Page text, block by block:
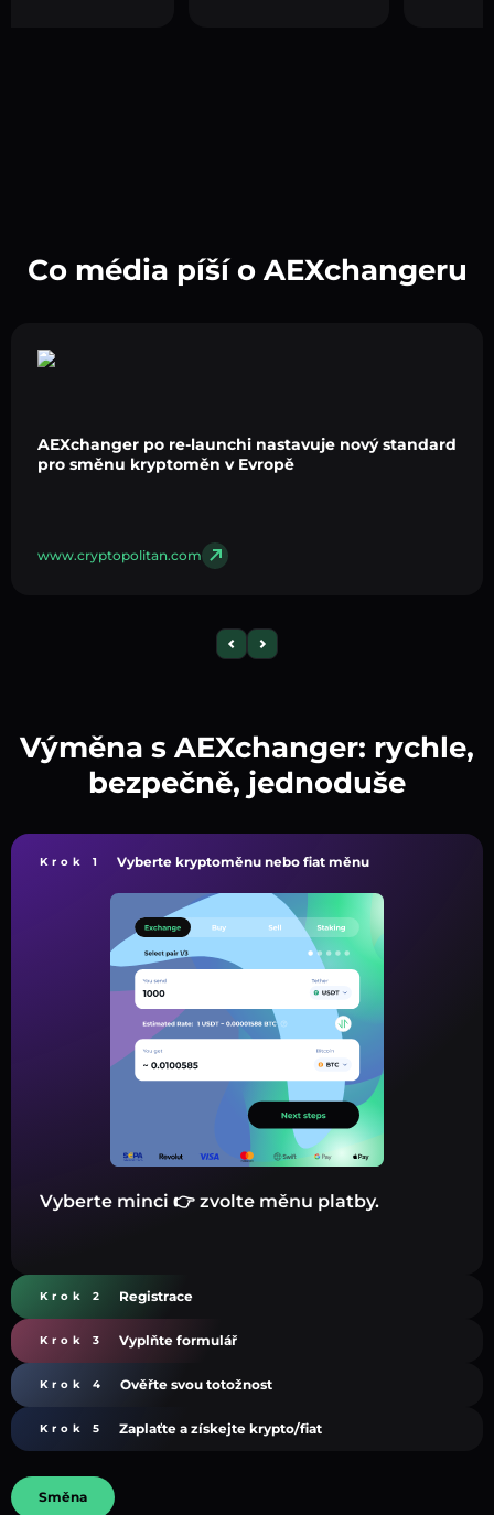
Co média píší o AEXchangeru
AEXchanger po re-launchi nastavuje nový standard
pro směnu kryptoměn v Evropě
www.cryptopolitan.com
Výměna s AEXchanger: rychle,
bezpečně, jednoduše
Krok 1 Vyberte kryptoměnu nebo fiat měnu
Vyberte minci 👉 zvolte měnu platby.
Krok 2 Registrace
Krok 3 Vyplňte formulář
Krok 4 Ověřte svou totožnost
Krok 5 Zaplaťte a získejte krypto/fiat
Směna